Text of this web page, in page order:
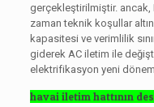
gerçekleştirilmiştir.
zaman teknik koşullar
kapasitesi ve verimlilik
giderek AC iletim ile
elektrifikasyon yeni dönem
havai iletim hattının